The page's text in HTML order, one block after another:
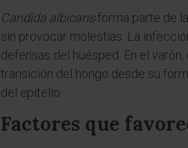
Candida albicansforma parte de
sin provocar molestias. La
defensas del huésped. En el
transición del hongo desde su
del epitelio.
Factores que